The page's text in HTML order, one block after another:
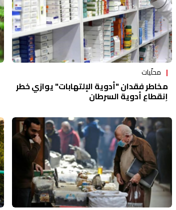
محلّيات
مخاطر فقدان "أدوية الإلتهابات" يوازي خطر
إنقطاع أدوية السرطان